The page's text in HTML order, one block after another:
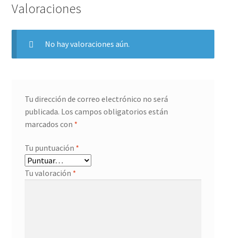
Valoraciones
No hay valoraciones aún.
Tu dirección de correo electrónico no será
publicada. Los campos obligatorios están
marcados con *
Tu puntuación *
Tu valoración *